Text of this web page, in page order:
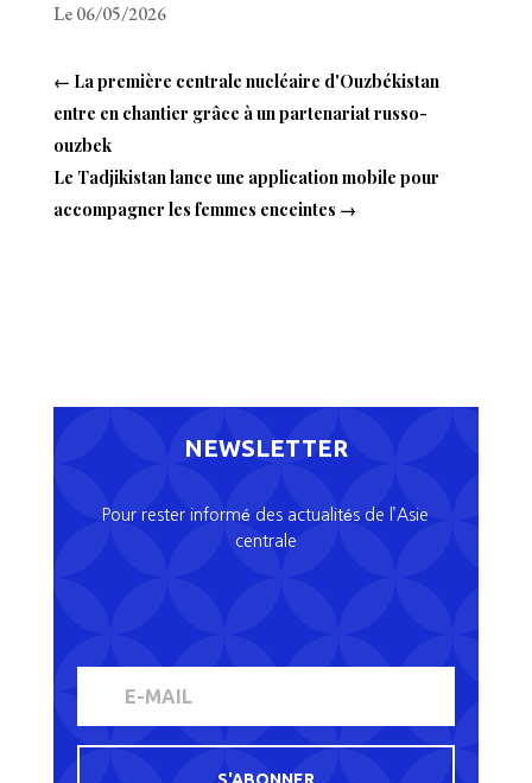
Le 06/05/2026
← La première centrale nucléaire d'Ouzbékistan
entre en chantier grâce à un partenariat russo-
ouzbek
Le Tadjikistan lance une application mobile pour
accompagner les femmes enceintes →
NEWSLETTER
Pour rester informé des actualités de l’Asie
centrale